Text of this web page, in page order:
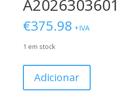
A2026303601
€375.98 +IVA
1 em stock
Parede
Adicionar